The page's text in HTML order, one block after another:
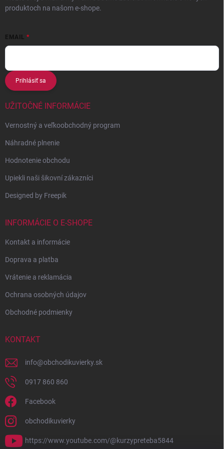
produktoch na našom e-shope.
EMAIL
Prihlásiť sa
UŽITOČNÉ INFORMÁCIE
Vernostný a veľkoobchodný program
Náhradné plnenie
Hodnotenie obchodu
Upiekli naši šikovní zákazníci
Designed by Freepik
INFORMÁCIE O E-SHOPE
Kontakt a informácie
Doprava a platba
Vrátenie a reklamácia
Ochrana osobných údajov
Obchodné podmienky
KONTAKT
info@obchodikuvierky.sk
0917 860 860
Facebook
obchodikuvierky
https://www.youtube.com/@kurzypreteba5844